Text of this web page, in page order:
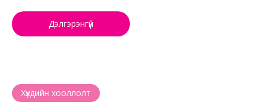
Дэлгэрэнгүй
Хүүхдийн хооллолт